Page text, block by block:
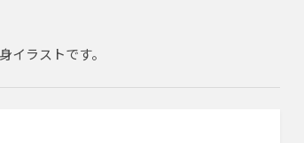
ラストです。